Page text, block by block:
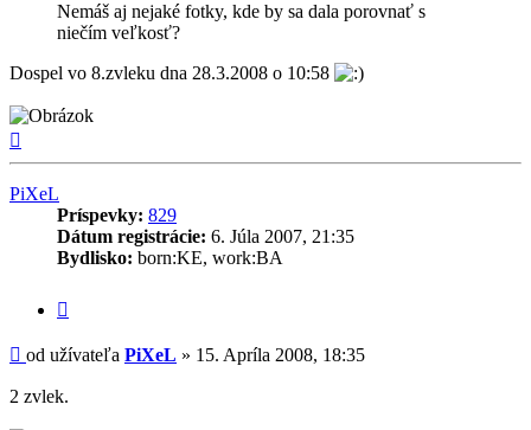
Nemáš aj nejaké fotky, kde by sa dala porovnať s
niečím veľkosť?
Dospel vo 8.zvleku dna 28.3.2008 o 10:58
PiXeL
Príspevky: 829
Dátum registrácie: 6. Júla 2007, 21:35
Bydlisko: born:KE, work:BA
Príspevok
od užívateľa PiXeL » 15. Apríla 2008, 18:35
2 zvlek.